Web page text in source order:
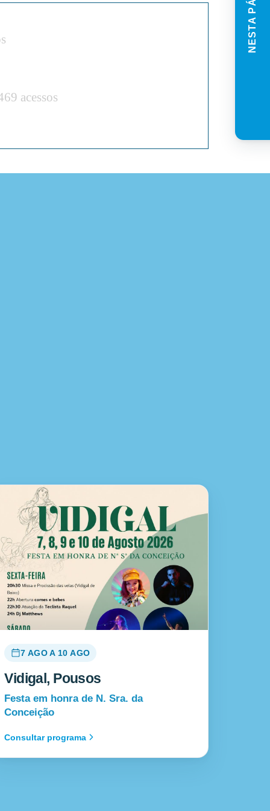
acessos
7 AGO A 10 AGO
Vidigal, Pousos
Festa em honra de N. Sra. da
Conceição
Consultar programa